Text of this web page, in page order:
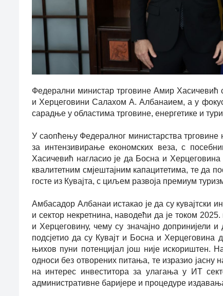
Федерални министар трговине Амир Хасичевић
и Херцеговини Салахом А. Албанаием, а у
сарадње у областима трговине, енергетике и
У саопћењу Федералног министарства трговине
за интензивирање економских веза, с
Хасичевић нагласио је да Босна и
квалитетним смјештајним капацитетима, те да
госте из Кувајта, с циљем развоја премиум
Амбасадор Албанаи истакао је да су кувајтски
и сектор некретнина, наводећи да је током
и Херцеговину, чему су значајно допринијели
подсјетио да су Кувајт и Босна и
њихов пуни потенцијал још није искориштен.
односи без отворених питања, те изразио јасну
на интерес инвеститора за улагања у ИТ
административне баријере и процедуре